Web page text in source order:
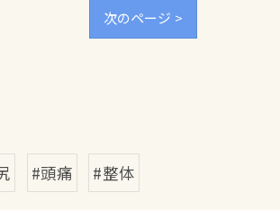
次のページ >
#頭痛 #整体